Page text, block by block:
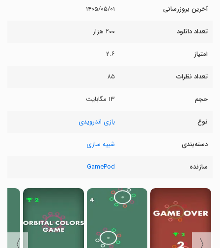
آخرین بروزرسانی ۱۴۰۵/۰۵/۰۱
تعداد دانلود ۲۰۰ هزار
امتیاز ۲.۶
تعداد نظرات ۸۵
حجم ۱۳ مگابایت
نوع بازی اندرویدی
دسته‌بندی شبیه سازی
سازنده GamePod
〈
〉